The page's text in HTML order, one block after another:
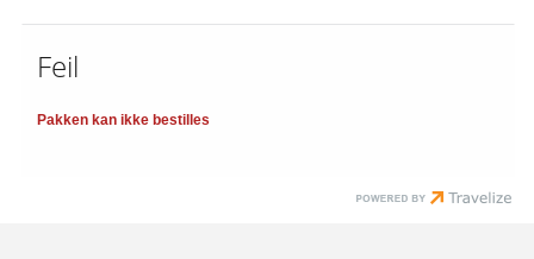
Feil
Pakken kan ikke bestilles